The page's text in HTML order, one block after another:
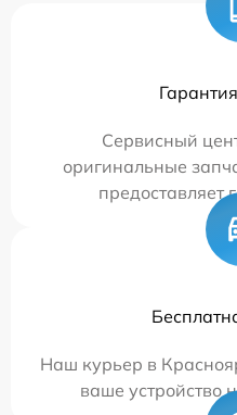
Сервисный
оригинальные
предоставляет
Наш курьер в
ваше устройство